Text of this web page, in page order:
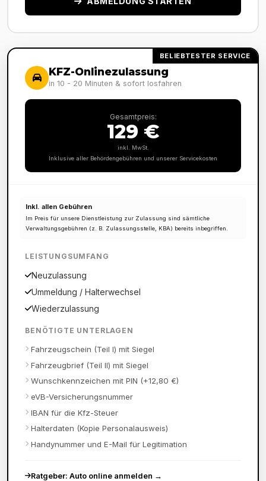
BELIEBTESTER SERVICE
KFZ-Onlinezulassung
in 10 - 20 Minuten & sofort losfahren
Gesamtpreis:
129 €
inkl. MwSt.
Inklusive aller Behördengebühren und unserer Servicekosten
Inkl. allen Gebühren
Im Preis für unsere Dienstleistung zur Zulassung sind sämtliche
Verwaltungsgebühren (z. B. Zulassungsstelle, KBA) bereits inbegriffen.
LEISTUNGSUMFANG
Neuzulassung
Ummeldung / Halterwechsel
Wiederzulassung
BENÖTIGTE UNTERLAGEN
Fahrzeugschein (Teil I) mit Siegel
Fahrzeugbrief (Teil II) mit Siegel
Wunschkennzeichen mit PIN (+12,80 €)
eVB-Versicherungsnummer
IBAN für die Kfz-Steuer
Halterdaten (Kopie Personalausweis)
Handynummer und E-Mail für Legitimation
Ratgeber: Auto online anmelden →